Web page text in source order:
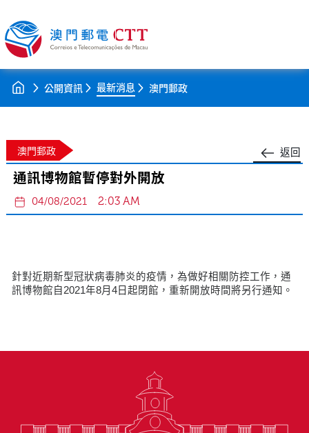
公開資訊 最新消息 澳門郵政
返回
澳門郵政
通訊博物館暫停對外開放
04/08/2021 2:03 AM
針對近期新型冠狀病毒肺炎的疫情，為做好相關防控工作，通
訊博物館自2021年8月4日起閉館，重新開放時間將另行通知。